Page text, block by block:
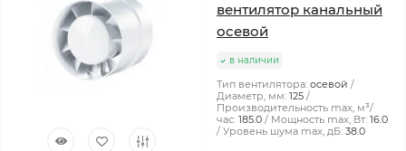
вентилятор канальный
осевой
в наличии
Тип вентилятора: осевой
Диаметр, мм: 125
Производительность max, м³/
час: 185.0 Мощность max, Вт: 16.0
Уровень шума max, дБ: 38.0